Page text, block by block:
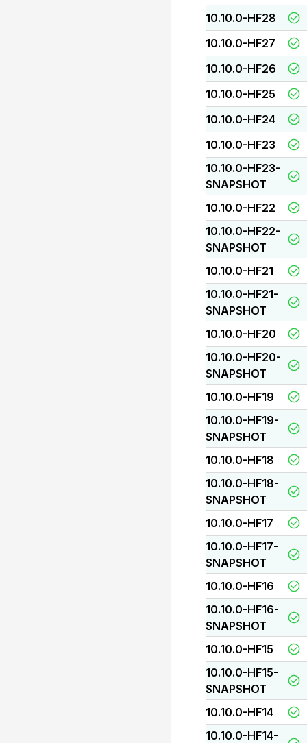
10.10.0-HF28
10.10.0-HF27
10.10.0-HF26
10.10.0-HF25
10.10.0-HF24
10.10.0-HF23
10.10.0-HF23-
SNAPSHOT
10.10.0-HF22
10.10.0-HF22-
SNAPSHOT
10.10.0-HF21
10.10.0-HF21-
SNAPSHOT
10.10.0-HF20
10.10.0-HF20-
SNAPSHOT
10.10.0-HF19
10.10.0-HF19-
SNAPSHOT
10.10.0-HF18
10.10.0-HF18-
SNAPSHOT
10.10.0-HF17
10.10.0-HF17-
SNAPSHOT
10.10.0-HF16
10.10.0-HF16-
SNAPSHOT
10.10.0-HF15
10.10.0-HF15-
SNAPSHOT
10.10.0-HF14
10.10.0-HF14-